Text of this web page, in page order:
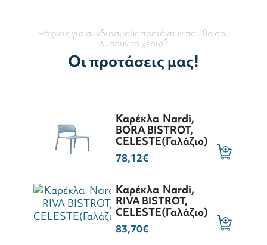
Ψάχνεις για συνδιασμούς προιόντων που θα σου
λύσουν τα χέρια?
Οι προτάσεις μας!
Καρέκλα Nardi,
BORA BISTROT,
CELESTE(Γαλάζιο)
78,12€
Καρέκλα Nardi,
RIVA BISTROT,
CELESTE(Γαλάζιο)
83,70€